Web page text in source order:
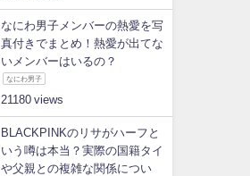
なにわ男子メンバーの熱愛を写
真付きでまとめ！熱愛が出てな
いメンバーはいるの？
なにわ男子
21180
BLACKPINKのリサがハーフと
いう噂は本当？実際の国籍タイ
や父親との複雑な関係につい